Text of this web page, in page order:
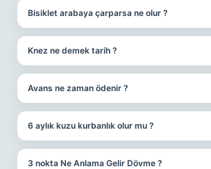
Bisiklet arabaya çarparsa ne olur ?
Knez ne demek tarih ?
Avans ne zaman ödenir ?
6 aylık kuzu kurbanlık olur mu ?
3 nokta Ne Anlama Gelir Dövme ?